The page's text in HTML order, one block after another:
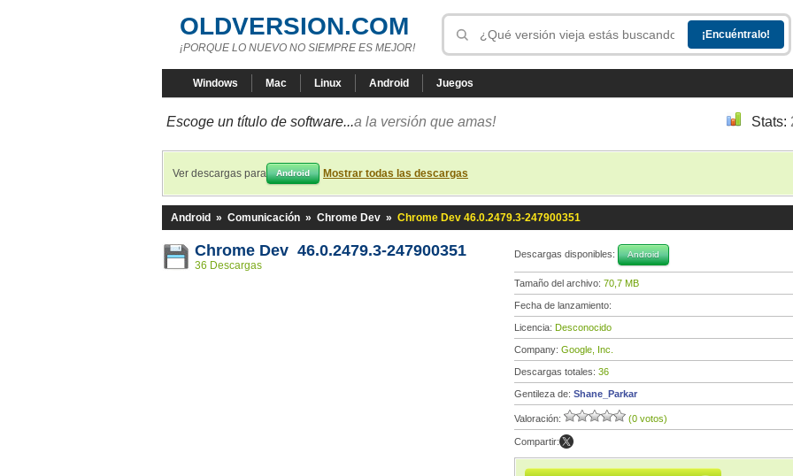
OLDVERSION.COM
¡PORQUE LO NUEVO NO SIEMPRE ES MEJOR!
Windows Mac Linux Android Juegos
Escoge un título de software...a la versión que amas! Stats:
Ver descargas para Android Mostrar todas las descargas
Android » Comunicación » Chrome Dev » Chrome Dev 46.0.2479.3-247900351
Chrome Dev 46.0.2479.3-247900351
36 Descargas
Descargas disponibles: Android
Tamaño del archivo: 70,7 MB
Fecha de lanzamiento:
Licencia: Desconocido
Company: Google, Inc.
Descargas totales: 36
Gentileza de: Shane_Parkar
Valoración: (0 votos)
Compartir: